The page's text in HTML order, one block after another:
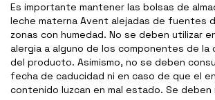
Es importante mantener las bolsas de
leche materna Avent alejadas de fuentes
zonas con humedad. No se deben utilizar
alergia a alguno de los componentes de la
del producto. Asimismo, no se deben
fecha de caducidad ni en caso de que el
contenido luzcan en mal estado. Se deben